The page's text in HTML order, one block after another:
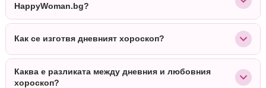
HappyWoman.bg?
Дневният хороскоп се публикува всяка сутрин между 06:00 и 07:00
Прогнозата обхваща всички 12 зодиакални знака и включва
любов, работа, здраве и щастлив час за деня.
Как се изготвя дневният хороскоп?
Прогнозата се изготвя от астролог-практик Ива Йовкова на базата
на актуалните планетарни транзити и позицията на Луната за деня.
Каква е разликата между дневния и любовния
хороскоп?